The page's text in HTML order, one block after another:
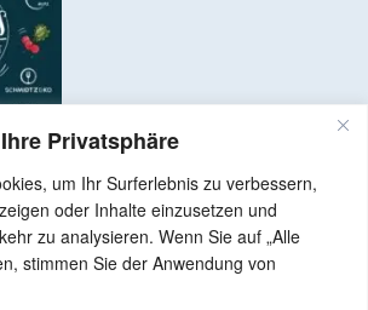
Privatsphäre
um Ihr Surferlebnis zu verbessern,
oder Inhalte einzusetzen und
zu analysieren. Wenn Sie auf „Alle
stimmen Sie der Anwendung von
Rechte vorbehalten. GenussNetzwerk.com